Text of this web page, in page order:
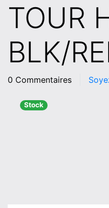
TOUR
BLK/
0 Commentaires
Stock